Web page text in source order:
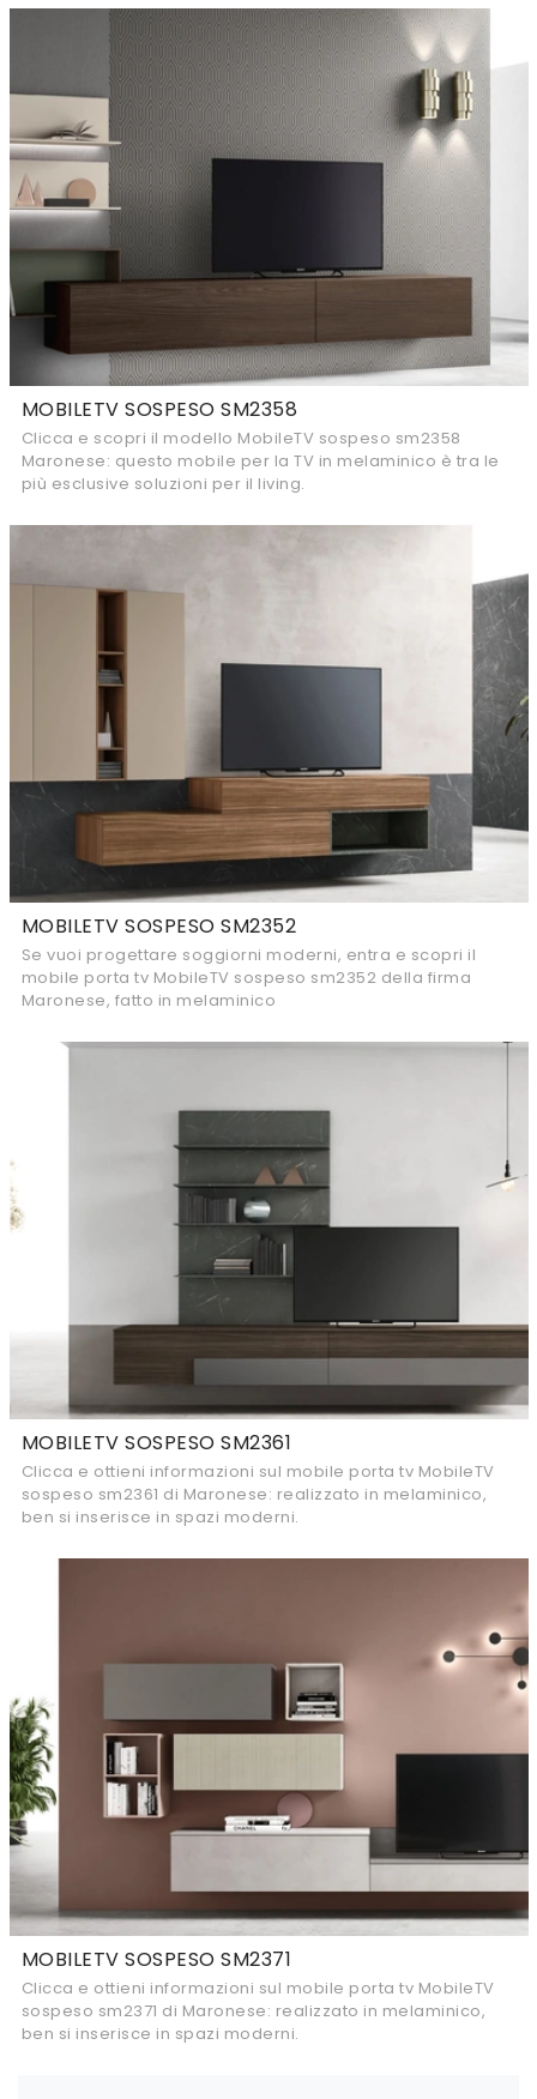
MOBILETV SOSPESO SM2358
Clicca e scopri il modello MobileTV sospeso sm2358
Maronese: questo mobile per la TV in melaminico è tra le
più esclusive soluzioni per il living.
MOBILETV SOSPESO SM2352
Se vuoi progettare soggiorni moderni, entra e scopri il
mobile porta tv MobileTV sospeso sm2352 della firma
Maronese, fatto in melaminico
MOBILETV SOSPESO SM2361
Clicca e ottieni informazioni sul mobile porta tv MobileTV
sospeso sm2361 di Maronese: realizzato in melaminico,
ben si inserisce in spazi moderni.
MOBILETV SOSPESO SM2371
Clicca e ottieni informazioni sul mobile porta tv MobileTV
sospeso sm2371 di Maronese: realizzato in melaminico,
ben si inserisce in spazi moderni.